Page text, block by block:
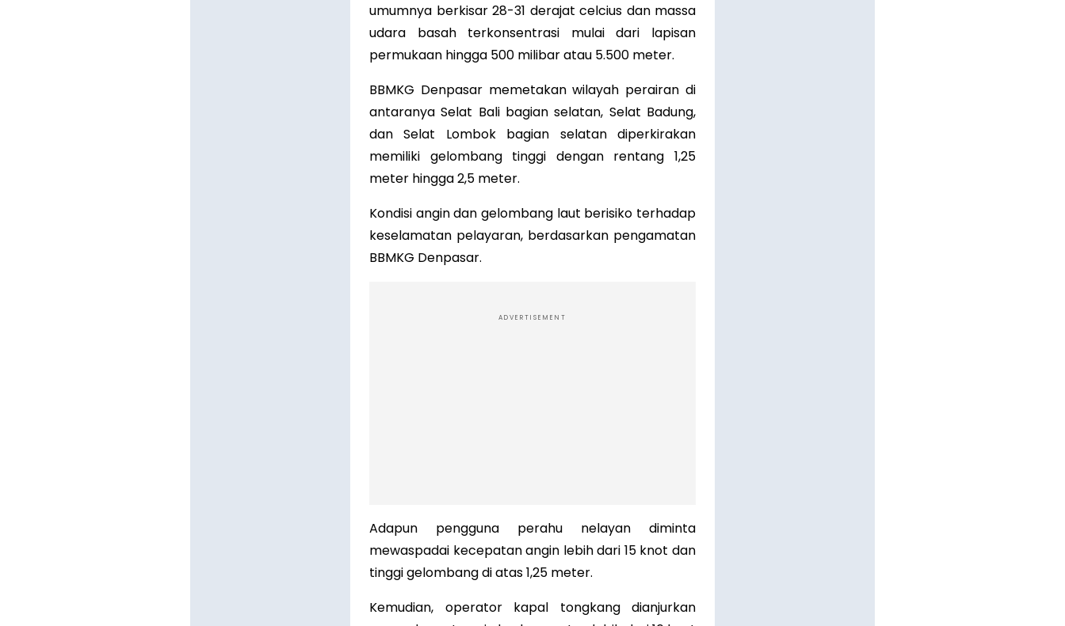
umumnya berkisar 28-31 derajat celcius dan massa
udara basah terkonsentrasi mulai dari lapisan
permukaan hingga 500 milibar atau 5.500 meter.
BBMKG Denpasar memetakan wilayah perairan di
antaranya Selat Bali bagian selatan, Selat Badung,
dan Selat Lombok bagian selatan diperkirakan
memiliki gelombang tinggi dengan rentang 1,25
meter hingga 2,5 meter.
Kondisi angin dan gelombang laut berisiko terhadap
keselamatan pelayaran, berdasarkan pengamatan
BBMKG Denpasar.
ADVERTISEMENT
Adapun pengguna perahu nelayan diminta
mewaspadai kecepatan angin lebih dari 15 knot dan
tinggi gelombang di atas 1,25 meter.
Kemudian, operator kapal tongkang dianjurkan